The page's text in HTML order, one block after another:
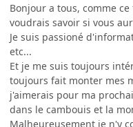
Bonjour a tous, comme
voudrais savoir si vous
Je suis passioné
etc...
Et je me suis toujours
toujours fait monter mes
j'aimerais pour ma
dans le cambouis et la
Malheureusement je n'y